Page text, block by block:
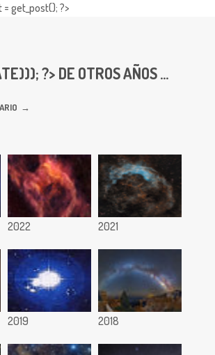
get_post(); ?>
?> DE OTROS AÑOS ...
2022 2021
2019 2018